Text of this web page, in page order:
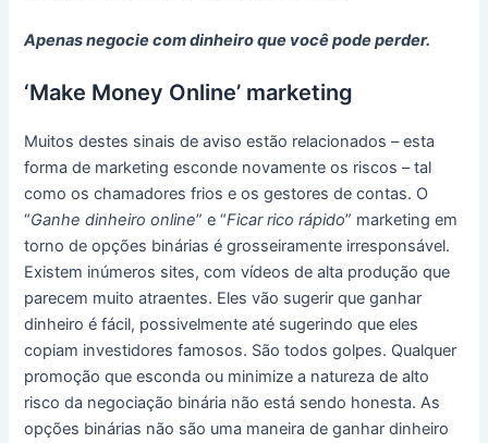
Apenas negocie com dinheiro que você pode perder.
‘Make Money Online’ marketing
Muitos destes sinais de aviso estão relacionados – esta
forma de marketing esconde novamente os riscos – tal
como os chamadores frios e os gestores de contas. O
“Ganhe dinheiro online” e “Ficar rico rápido” marketing em
torno de opções binárias é grosseiramente irresponsável.
Existem inúmeros sites, com vídeos de alta produção que
parecem muito atraentes. Eles vão sugerir que ganhar
dinheiro é fácil, possivelmente até sugerindo que eles
copiam investidores famosos. São todos golpes. Qualquer
promoção que esconda ou minimize a natureza de alto
risco da negociação binária não está sendo honesta. As
opções binárias não são uma maneira de ganhar dinheiro